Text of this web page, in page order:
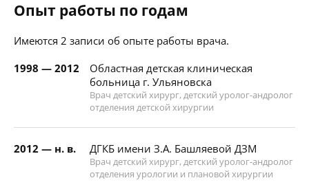
Опыт работы по годам
Имеются 2 записи об опыте работы врача.
1998 — 2012
Областная детская клиническая
больница г. Ульяновска
Врач детский хирург, детский уролог-андролог
отделения детской хирургии
2012 — н. в. ДГКБ имени З.А. Башляевой ДЗМ
Врач детский хирург, детский уролог-андролог
отделения урологии и плановой хирургии